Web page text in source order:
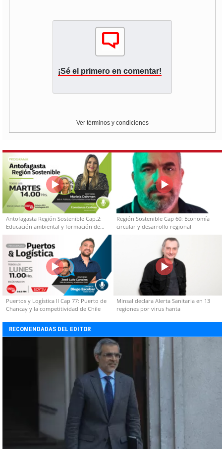
¡Sé el primero en comentar!
Ver términos y condiciones
Antofagasta Región Sostenible Cap.2:
Educación ambiental y formación de
capacidades técnicas
Región Sostenible Cap 60: Economía
circular y desarrollo regional
Puertos y Logística II Cap 77: Puerto de
Chancay y la competitividad de Chile
Minsal declara Alerta Sanitaria en 13
regiones por virus hanta
RECOMENDADAS DEL EDITOR